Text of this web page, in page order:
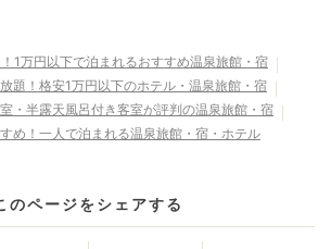
1万円以下で泊まれるおすすめ温泉旅館・宿
題！格安1万円以下のホテル・温泉旅館・宿
・半露天風呂付き客室が評判の温泉旅館・宿
め！一人で泊まれる温泉旅館・宿・ホテル
のページをシェアする